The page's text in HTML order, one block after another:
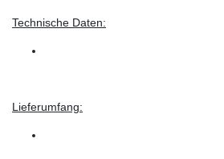
Technische Daten:
Lieferumfang: